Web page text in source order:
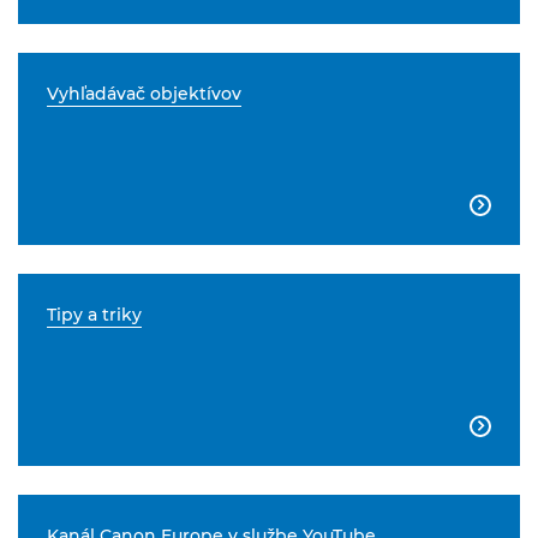
Vyhľadávač objektívov

Tipy a triky
